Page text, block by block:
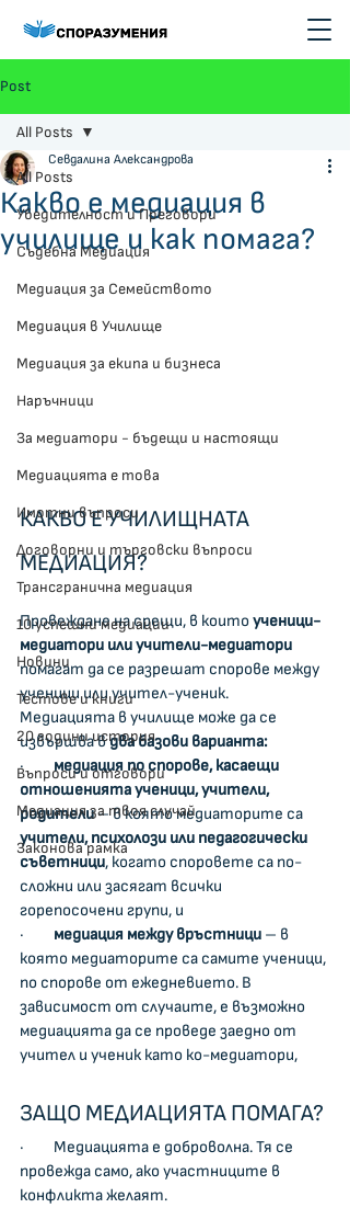
Post
All Posts
Убедителност и Преговори
Съдебна Медиация
Медиация за Семейството
Медиация в Училище
Медиация за екипа и бизнеса
Наръчници
За медиатори - бъдещи и настоящи
Медиацията е това
Имотни въпроси
Договорни и търговски въпроси
Трансгранична медиация
10 успешни медиации
Новини
Тестове и книги
20 години история
Въпроси и отговори
Медиация за твоя случай
Законова рамка
All Posts
Какво е медиация в
училище и как помага?
Севдалина Александрова
КАКВО Е УЧИЛИЩНАТА
МЕДИАЦИЯ?
Провеждане на срещи, в които ученици-
медиатори или учители-медиатори
помагат да се разрешат спорове между
ученици или учител-ученик.
Медиацията в училище може да се
извършва в два базови варианта:
· медиация по спорове, касаещи
отношенията ученици, учители,
родители – в която медиаторите са
учители, психолози или педагогически
съветници, когато споровете са по-
сложни или засягат всички
горепосочени групи, и
· медиация между връстници – в
която медиаторите са самите ученици,
по спорове от ежедневието. В
зависимост от случаите, е възможно
медиацията да се проведе заедно от
учител и ученик като ко-медиатори,
ЗАЩО МЕДИАЦИЯТА ПОМАГА?
·         Медиацията е доброволна. Тя се
провежда само, ако участниците в
конфликта желаят.